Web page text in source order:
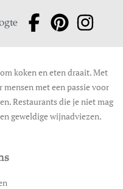
koken en eten draait. Met
met een passie voor
Restaurants die je niet mag
geweldige wijnadviezen.